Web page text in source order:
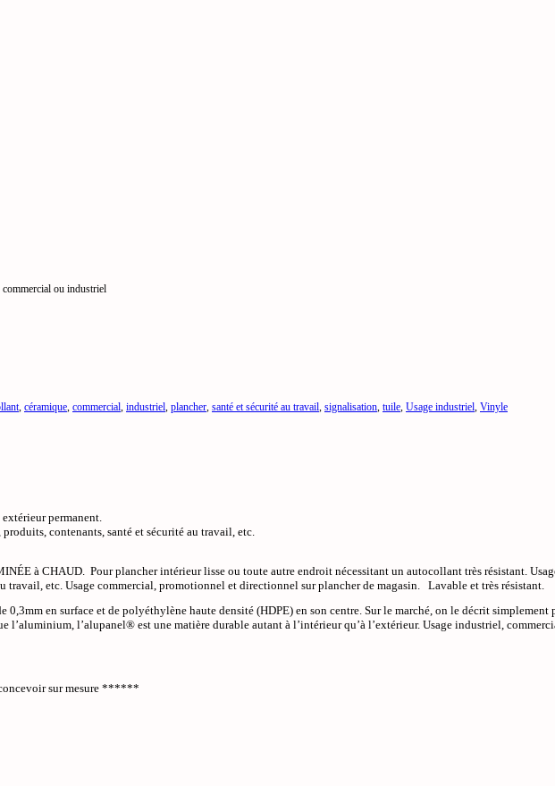
ou industriel
, céramique, commercial, industriel, plancher, santé et sécurité au travail, signalisation, tuile, Usage industriel, Vinyle
permanent.
contenants, santé et sécurité au travail, etc.
à CHAUD. Pour plancher intérieur lisse ou toute autre endroit nécessitant un autocollant très résistant.
etc. Usage commercial, promotionnel et directionnel sur plancher de magasin. Lavable et très résistant.
en surface et de polyéthylène haute densité (HDPE) en son centre. Sur le marché, on le décrit
l’aluminium, l’alupanel® est une matière durable autant à l’intérieur qu’à l’extérieur. Usage industriel,
sur mesure ******